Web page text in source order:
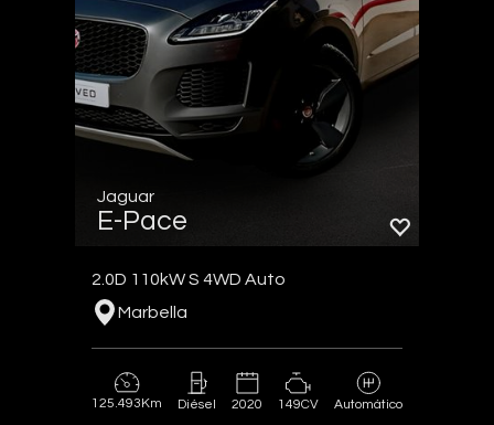
Jaguar
E-Pace
2.0D 110kW S 4WD Auto
Marbella
125.493Km Diésel 2020 149CV Automático